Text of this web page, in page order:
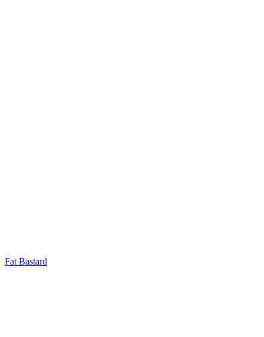
Fat Bastard